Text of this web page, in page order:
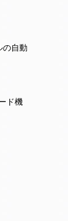
の自動
ド機